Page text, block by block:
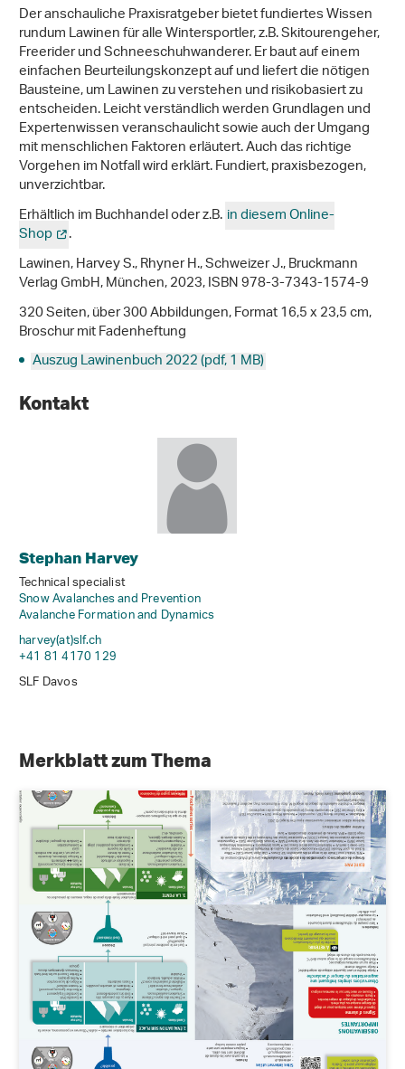
Der anschauliche Praxisratgeber bietet fundiertes Wissen
rundum Lawinen für alle Wintersportler, z.B. Skitourengeher,
Freerider und Schneeschuhwanderer. Er baut auf einem
einfachen Beurteilungskonzept auf und liefert die nötigen
Bausteine, um Lawinen zu verstehen und risikobasiert zu
entscheiden. Leicht verständlich werden Grundlagen und
Expertenwissen veranschaulicht sowie auch der Umgang
mit menschlichen Faktoren erläutert. Auch das richtige
Vorgehen im Notfall wird erklärt. Fundiert, praxisbezogen,
unverzichtbar.
Erhältlich im Buchhandel oder z.B.in diesem Online-
Shop
.
Lawinen, Harvey S., Rhyner H., Schweizer J., Bruckmann
Verlag GmbH, München, 2023, ISBN 978-3-7343-1574-9
320 Seiten, über 300 Abbildungen, Format 16,5 x 23,5 cm,
Broschur mit Fadenheftung
Auszug Lawinenbuch 2022 (pdf, 1 MB)
Kontakt
Stephan Harvey
Technical specialist
Snow Avalanches and Prevention
Avalanche Formation and Dynamics
harvey(at)slf.ch
+41 81 4170 129
SLF Davos
Merkblatt zum Thema